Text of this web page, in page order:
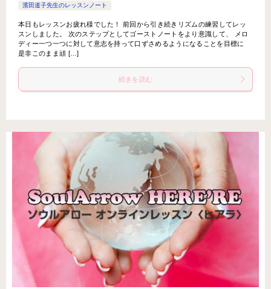
濱田道子先生のレッスンノート
本日もレッスンお疲れ様でした！ 前回から引き続きリズムの練習してレッ
スンしました。 次のステップとしてゴーストノートをより意識して、 メロ
ディー一つ一つに対して意志を持って口ずさめるようになることを目標に
是非このまま頑 […]
続きを読む